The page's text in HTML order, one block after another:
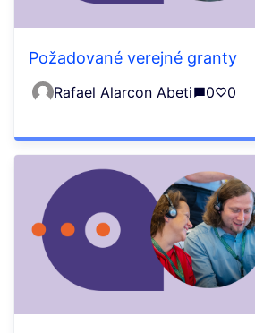
Požadované verejné granty
Rafael Alarcon Abeti 0 0